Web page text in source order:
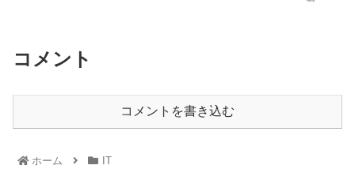
コメント
コメントを書き込む
ホーム IT